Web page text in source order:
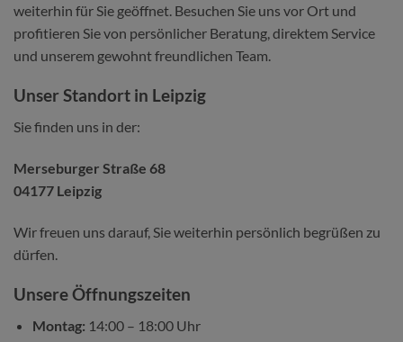
weiterhin für Sie geöffnet. Besuchen Sie uns vor Ort und
profitieren Sie von persönlicher Beratung, direktem Service
und unserem gewohnt freundlichen Team.
Unser Standort in Leipzig
Sie finden uns in der:
Merseburger Straße 68
04177 Leipzig
Wir freuen uns darauf, Sie weiterhin persönlich begrüßen zu
dürfen.
Unsere Öffnungszeiten
Montag: 14:00 – 18:00 Uhr